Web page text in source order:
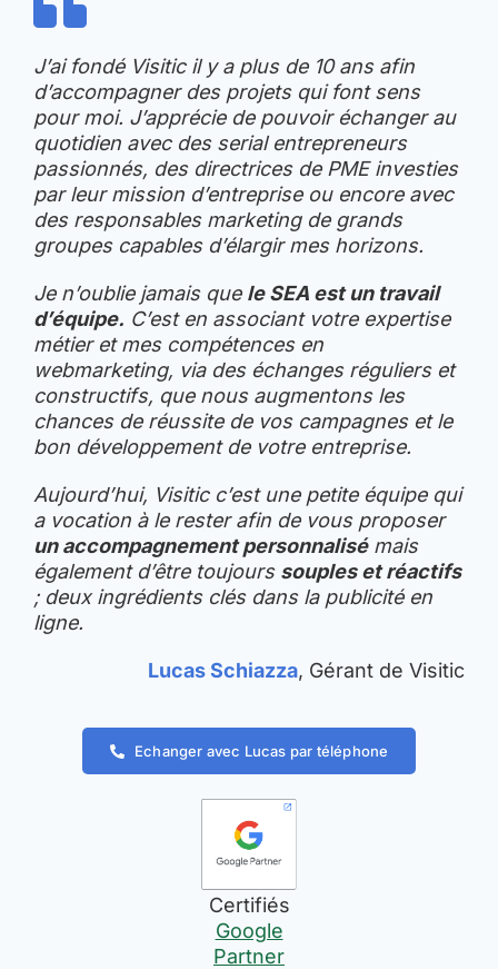
J’ai fondé Visitic il y a plus de 10 ans afin
d’accompagner des projets qui font sens
pour moi. J’apprécie de pouvoir échanger au
quotidien avec des serial entrepreneurs
passionnés, des directrices de PME investies
par leur mission d’entreprise ou encore avec
des responsables marketing de grands
groupes capables d’élargir mes horizons.
Je n’oublie jamais que le SEA est un travail
d’équipe. C’est en associant votre expertise
métier et mes compétences en
webmarketing, via des échanges réguliers et
constructifs, que nous augmentons les
chances de réussite de vos campagnes et le
bon développement de votre entreprise.
Aujourd’hui, Visitic c’est une petite équipe qui
a vocation à le rester afin de vous proposer
un accompagnement personnalisémais
également d’être toujours souples et réactifs
; deux ingrédients clés dans la publicité en
ligne.
Lucas Schiazza, Gérant de Visitic
Echanger avec Lucas par téléphone
Certifiés
Google
Partner